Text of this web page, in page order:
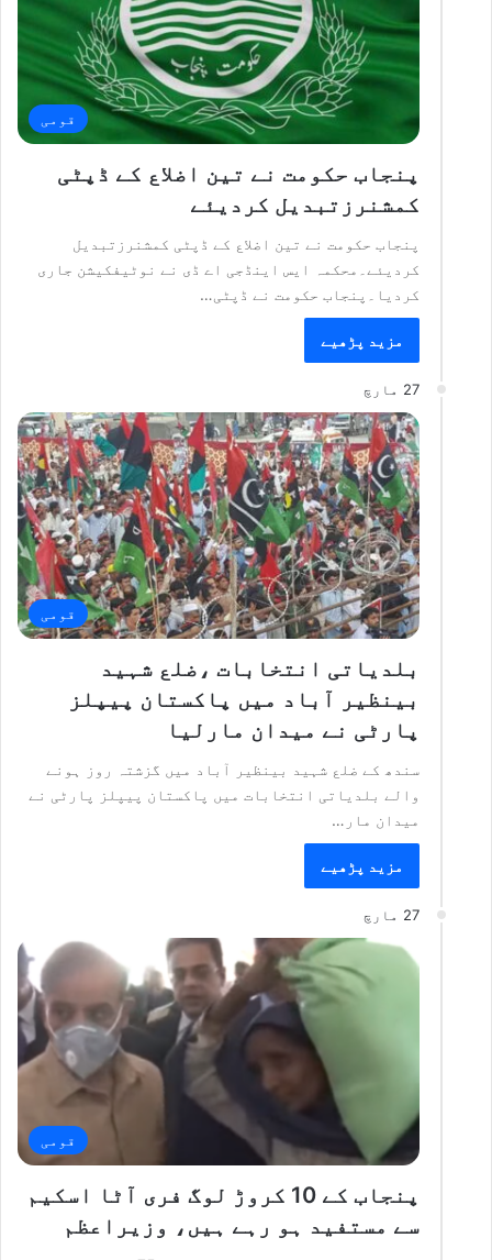
قومی
پنجاب حکومت نے تین اضلاع کے ڈپٹی
کمشنرزتبدیل کردیئے
پنجاب حکومت نے تین اضلاع کے ڈپٹی کمشنرزتبدیل
کردیئے۔محکمہ ایس اینڈجی اے ڈی نے نوٹیفکیشن جاری
کردیا۔پنجاب حکومت نے ڈپٹی…
مزید پڑھیے
27 مارچ
قومی
بلدیاتی انتخابات ،ضلع شہید
بینظیر آباد میں پاکستان پیپلز
پارٹی نے میدان مارلیا
سندھ کے ضلع شہید بینظیر آباد میں گزشتہ روز ہونے
والے بلدیاتی انتخابات میں پاکستان پیپلز پارٹی نے
میدان مار…
مزید پڑھیے
27 مارچ
قومی
پنجاب کے 10 کروڑ لوگ فری آٹا اسکیم
سے مستفید ہو رہے ہیں، وزیراعظم